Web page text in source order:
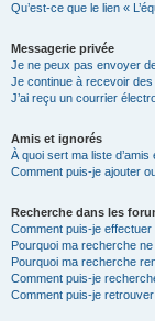
Qu’est-ce que le lien «
Messagerie privée
Je ne peux pas envoyer
Je continue à recevoir
J’ai reçu un courrier
Amis et ignorés
À quoi sert ma liste d’amis
Comment puis-je ajouter
Recherche dans les
Comment puis-je
Pourquoi ma recherche
Pourquoi ma recherche
Comment puis-je
Comment puis-je